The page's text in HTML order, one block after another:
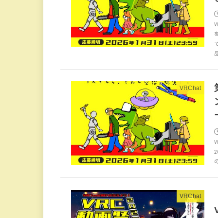
VRChat
VRChat